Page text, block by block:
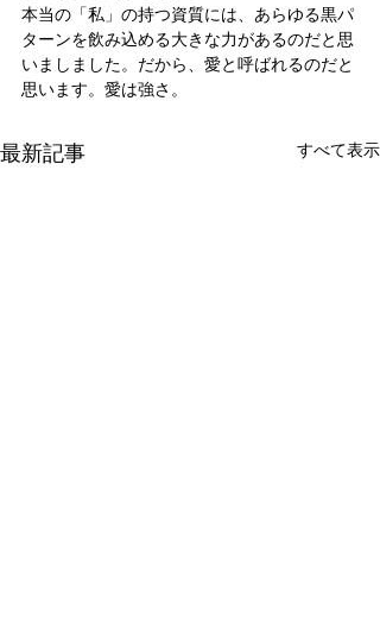
本当の「私」の持つ資質には、あらゆる黒パ
ターンを飲み込める大きな力があるのだと思
いましました。だから、愛と呼ばれるのだと
思います。愛は強さ。
最新記事 すべて表示